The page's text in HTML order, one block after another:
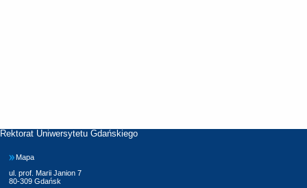
Rektorat Uniwersytetu Gdańskiego
Mapa
ul. prof. Marii Janion 7
80-309 Gdańsk